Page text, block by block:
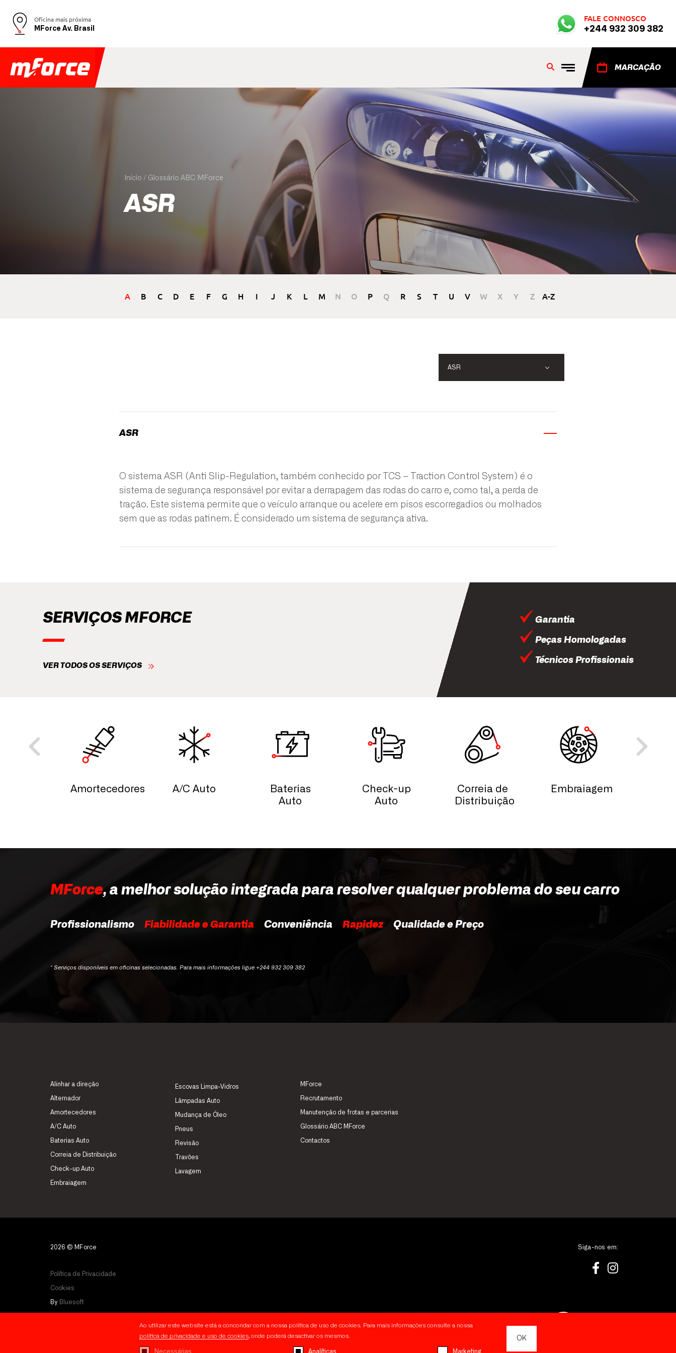
Ao utilizar este website está a concondar com a nossa política de uso de cookies. Para mais informações consulte a nossa
política de privacidade e uso de cookies, onde poderá desactivar os mesmos.
Necessárias Analíticas Marketing
OK
Oficina mais próxima
MForce Av. Brasil
FALE CONNOSCO
+244 932 309 382
MARCAÇÃO
Início Glossário ABC MForce
ASR
A B C D E F G H I J K L M N O P Q R S T U V W X Y Z A-Z
ASR
ASR
O sistema ASR (Anti Slip-Regulation, também conhecido por TCS – Traction Control System) é o
sistema de segurança responsável por evitar a derrapagem das rodas do carro e, como tal, a perda de
tração. Este sistema permite que o veículo arranque ou acelere em pisos escorregadios ou molhados
sem que as rodas patinem. É considerado um sistema de segurança ativa.
SERVIÇOS MFORCE
VER TODOS OS SERVIÇOS
Garantia
Peças Homologadas
Técnicos Profissionais
Amortecedores A/C Auto
Baterias
Auto
Check-up
Auto
Correia de
Distribuição
Embraiagem
MForce, a melhor solução integrada para resolver qualquer problema do seu carro
Profissionalismo Fiabilidade e GarantiaConveniência RapidezQualidade e Preço
* Serviços disponíveis em oficinas selecionadas. Para mais informações ligue +244 932 309 382
Alinhar a direção
Alternador
Amortecedores
A/C Auto
Baterias Auto
Correia de Distribuição
Check-up Auto
Embraiagem
Escovas Limpa-Vidros
Lâmpadas Auto
Mudança de Óleo
Pneus
Revisão
Travões
Lavagem
MForce
Recrutamento
Manutenção de frotas e parcerias
Glossário ABC MForce
Contactos
2026 © MForce
Política de Privacidade
Cookies
By Bluesoft
Siga-nos em: